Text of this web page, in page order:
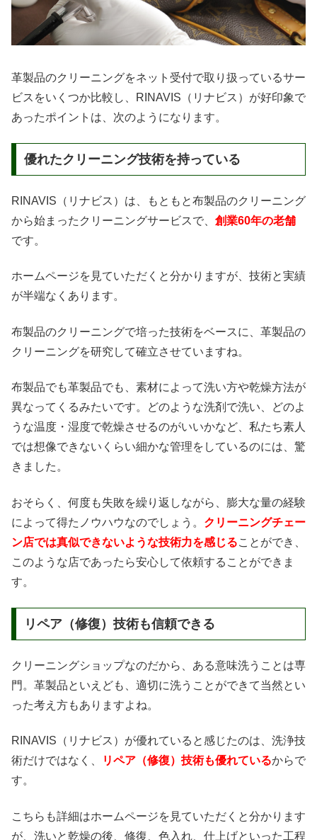
革製品のクリーニングをネット受付で取り扱っているサー
ビスをいくつか比較し、RINAVIS（リナビス）が好印象で
あったポイントは、次のようになります。
優れたクリーニング技術を持っている
RINAVIS（リナビス）は、もともと布製品のクリーニング
から始まったクリーニングサービスで、 創業60年の老舗
です。
ホームページを見ていただくと分かりますが、技術と実績
が半端なくあります。
布製品のクリーニングで培った技術をベースに、革製品の
クリーニングを研究して確立させていますね。
布製品でも革製品でも、素材によって洗い方や乾燥方法が
異なってくるみたいです。どのような洗剤で洗い、どのよ
うな温度・湿度で乾燥させるのがいいかなど、私たち素人
では想像できないくらい細かな管理をしているのには、驚
きました。
おそらく、何度も失敗を繰り返しながら、膨大な量の経験
によって得たノウハウなのでしょう。 クリーニングチェー
ン店では真似できないような技術力を感じることができ、
このような店であったら安心して依頼することができま
す。
リペア（修復）技術も信頼できる
クリーニングショップなのだから、ある意味洗うことは専
門。革製品といえども、適切に洗うことができて当然とい
った考え方もありますよね。
RINAVIS（リナビス）が優れていると感じたのは、洗浄技
術だけではなく、
リペア（修復）技術も優れているからで
す。
こちらも詳細はホームページを見ていただくと分かります
が、洗いと乾燥の後、修復、色入れ、仕上げといった工程